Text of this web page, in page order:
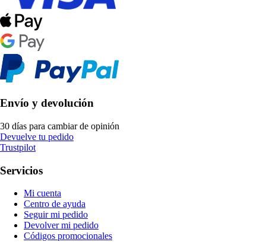
Envío y devolución
30 días para cambiar de opinión
Devuelve tu pedido
Trustpilot
Servicios
Mi cuenta
Centro de ayuda
Seguir mi pedido
Devolver mi pedido
Códigos promocionales